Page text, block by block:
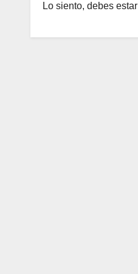
Lo siento, debes estar